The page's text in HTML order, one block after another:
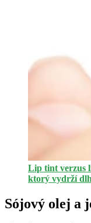
Lip tint verzus
ktorý vydrží
Sójový olej a